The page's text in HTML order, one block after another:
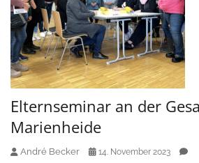
Elternseminar an der
Marienheide
André Becker 14. November 2023